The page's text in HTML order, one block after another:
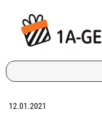
Hauptinhalt
springen
Ich
suche
Geschenk
12.01.2021